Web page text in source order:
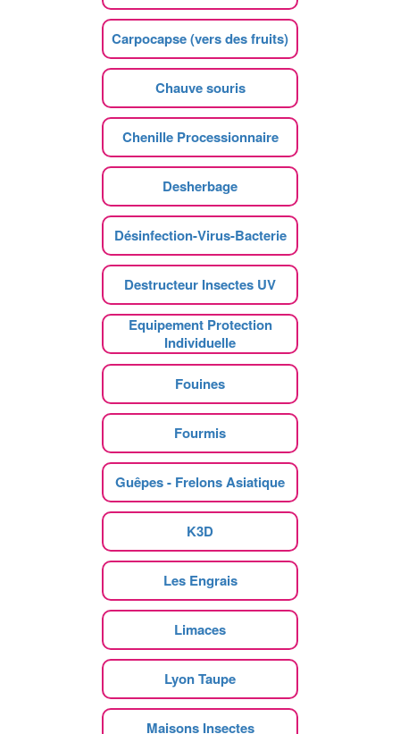
Carpocapse (vers des fruits)
Chauve souris
Chenille Processionnaire
Desherbage
Désinfection-Virus-Bacterie
Destructeur Insectes UV
Equipement Protection
Individuelle
Fouines
Fourmis
Guêpes - Frelons Asiatique
K3D
Les Engrais
Limaces
Lyon Taupe
Maisons Insectes